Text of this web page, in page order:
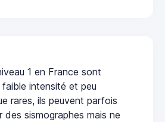
1 en France sont
intensité et peu
rares, ils peuvent parfois
sismographes mais ne